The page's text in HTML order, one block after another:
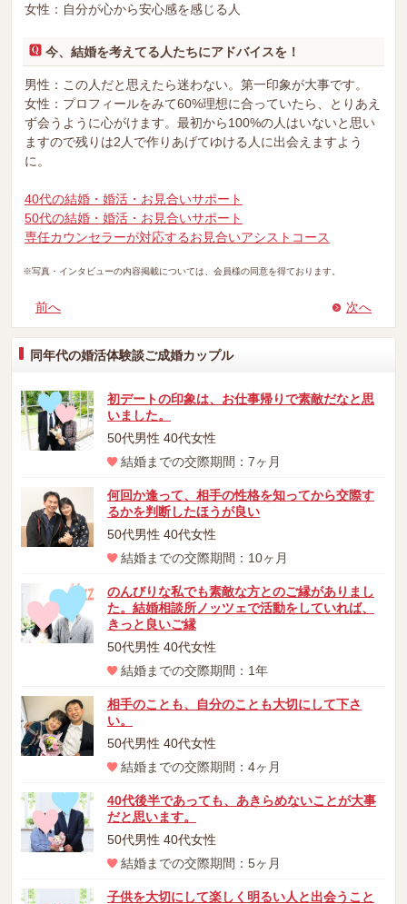
女性：自分が心から安心感を感じる人
今、結婚を考えてる人たちにアドバイスを！
男性：この人だと思えたら迷わない。第一印象が大事です。
女性：プロフィールをみて60%理想に合っていたら、とりあえ
ず会うように心がけます。最初から100%の人はいないと思い
ますので残りは2人で作りあげてゆける人に出会えますよう
に。
40代の結婚・婚活・お見合いサポート
50代の結婚・婚活・お見合いサポート
専任カウンセラーが対応するお見合いアシストコース
※写真・インタビューの内容掲載については、会員様の同意を得ております。
前へ 次へ
同年代の婚活体験談ご成婚カップル
初デートの印象は、お仕事帰りで素敵だなと思
いました。
50代男性 40代女性
結婚までの交際期間：7ヶ月
何回か逢って、相手の性格を知ってから交際す
るかを判断したほうが良い
50代男性 40代女性
結婚までの交際期間：10ヶ月
のんびりな私でも素敵な方とのご縁がありまし
た。結婚相談所ノッツェで活動をしていれば、
きっと良いご縁
50代男性 40代女性
結婚までの交際期間：1年
相手のことも、自分のことも大切にして下さ
い。
50代男性 40代女性
結婚までの交際期間：4ヶ月
40代後半であっても、あきらめないことが大事
だと思います。
50代男性 40代女性
結婚までの交際期間：5ヶ月
子供を大切にして楽しく明るい人と出会うこと